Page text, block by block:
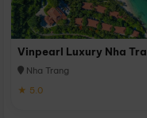
Vinpearl Luxury Nha
Nha Trang
★ 5.0